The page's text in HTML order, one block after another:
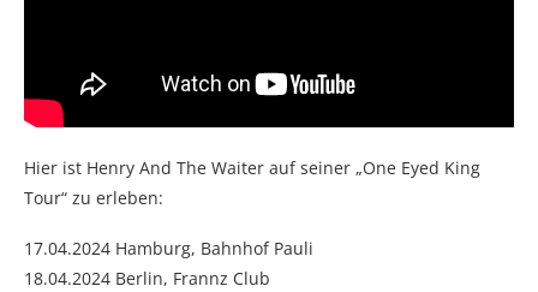
Hier ist Henry And The Waiter auf seiner „One Eyed King
Tour“ zu erleben:
17.04.2024 Hamburg, Bahnhof Pauli
18.04.2024 Berlin, Frannz Club